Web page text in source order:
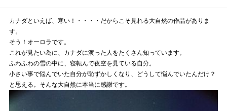
カナダといえば、寒い！・・・・だからこそ見れる大自然の作品がありま
す。
そう！オーロラです。
これが見たい為に、カナダに渡った人をたくさん知っています。
ふわふわの雪の中に、寝転んで夜空を見ている自分。
小さい事で悩んでいた自分が恥ずかしくなり、どうして悩んでいたんだけ？
と思える。そんな大自然に本当に感謝です。